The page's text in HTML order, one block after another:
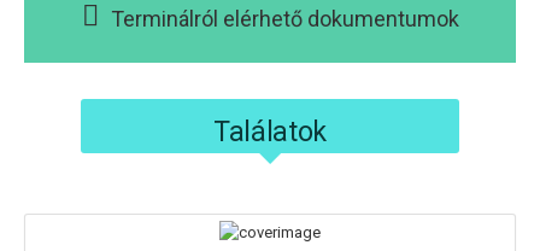
Terminálról elérhető dokumentumok
Találatok